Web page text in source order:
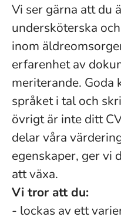
Vi ser gärna att du
undersköterska
inom
erfarenhet av
meriterande. Goda
språket i tal och
övrigt är inte ditt
delar våra
egenskaper, ger vi
att växa.
Vi tror att du:
- lockas av ett